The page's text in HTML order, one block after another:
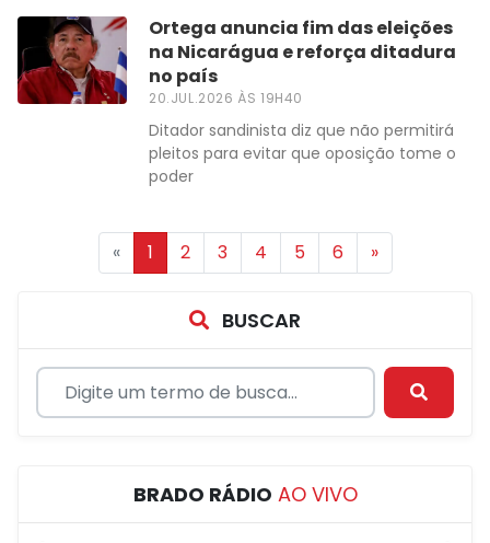
Ortega anuncia fim das eleições
na Nicarágua e reforça ditadura
no país
20.JUL.2026 ÀS 19H40
Ditador sandinista diz que não permitirá
pleitos para evitar que oposição tome o
poder
« 1 2 3 4 5 6 »
BUSCAR
BRADO RÁDIO AO VIVO